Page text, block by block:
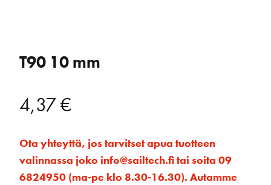
T90 10 mm
4,37€
Ota yhteyttä, jos tarvitset apua tuotteen
valinnassa joko info@sailtech.fi tai soita 09
6824950 (ma-pe klo 8.30-16.30). Autamme